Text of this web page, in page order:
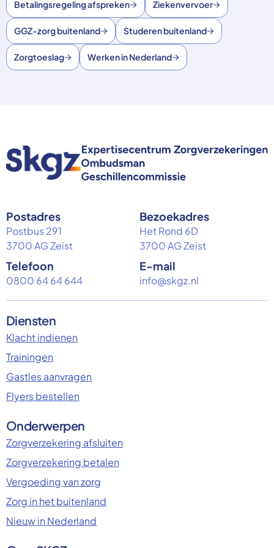
Betalingsregeling afspreken Ziekenvervoer
GGZ-zorg buitenland Studeren buitenland
Zorgtoeslag Werken in Nederland
Postadres
Postbus 291
3700 AG Zeist
Bezoekadres
Het Rond 6D
3700 AG Zeist
Telefoon
0800 64 64 644
E-mail
info@skgz.nl
Diensten
Klacht indienen
Trainingen
Gastles aanvragen
Flyers bestellen
Onderwerpen
Zorgverzekering afsluiten
Zorgverzekering betalen
Vergoeding van zorg
Zorg in het buitenland
Nieuw in Nederland